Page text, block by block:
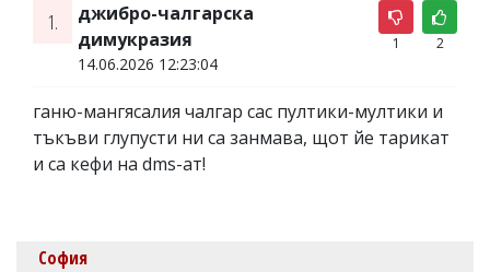
1.
джибро-чалгарска
димукразия
14.06.2026 12:23:04
1 2
ганю-мангясалия чалгар сас пултики-мултики и
тъкъви глупусти ни са занмава, щот йе тарикат
и са кефи на dms-ат!
София